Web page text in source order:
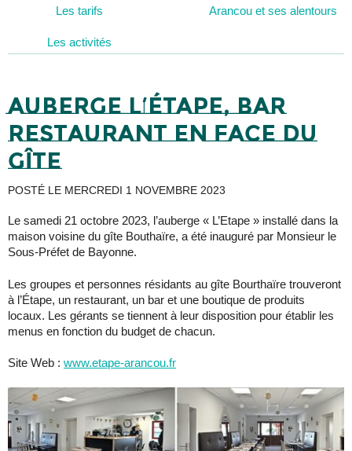
Les tarifs Arancou et ses alentours
Les activités
Auberge l’ÉTAPE, bar
restaurant en face du
gîte
POSTÉ LE MERCREDI 1 NOVEMBRE 2023
Le samedi 21 octobre 2023, l’auberge « L’Etape » installé dans la
maison voisine du gîte Bouthaïre, a été inauguré par Monsieur le
Sous-Préfet de Bayonne.
Les groupes et personnes résidants au gîte Bourthaïre trouveront
à l’Étape, un restaurant, un bar et une boutique de produits
locaux. Les gérants se tiennent à leur disposition pour établir les
menus en fonction du budget de chacun.
Site Web : www.etape-arancou.fr